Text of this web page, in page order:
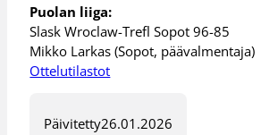
Puolan liiga:
Slask Wroclaw-Trefl Sopot 96-85
Mikko Larkas (Sopot, päävalmentaja)
Ottelutilastot
Päivitetty26.01.2026